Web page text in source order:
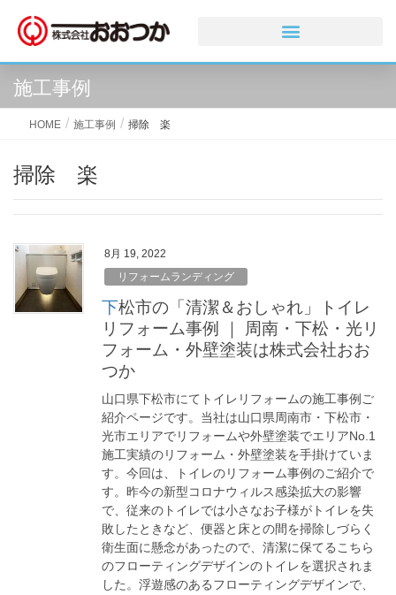
施工事例
HOME 施工事例 掃除 楽
掃除 楽
8月 19, 2022
リフォームランディング
下松市の「清潔＆おしゃれ」トイレ
リフォーム事例 ｜ 周南・下松・光リ
フォーム・外壁塗装は株式会社おお
つか
山口県下松市にてトイレリフォームの施工事例ご
紹介ページです。当社は山口県周南市・下松市・
光市エリアでリフォームや外壁塗装でエリアNo.1
施工実績のリフォーム・外壁塗装を手掛けていま
す。今回は、トイレのリフォーム事例のご紹介で
す。昨今の新型コロナウィルス感染拡大の影響
で、従来のトイレでは小さなお子様がトイレを失
敗したときなど、便器と床との間を掃除しづらく
衛生面に懸念があったので、清潔に保てるこちら
のフローティングデザインのトイレを選択されま
した。浮遊感のあるフローティングデザインで、